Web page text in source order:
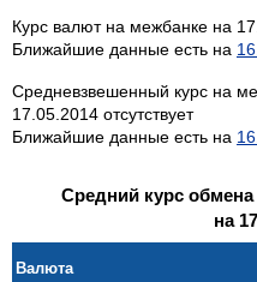
Курс валют на межбанке на
Ближайшие данные есть на
Средневзвешенный курс на
17.05.2014 отсутствует
Ближайшие данные есть на
Средний курс
на
Валюта